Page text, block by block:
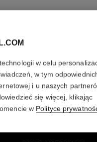
ETERNAL
18-karatowe
Więcej
Nr ref. J13645
w celu
w tym
i u naszych
się więcej, klikając
w Polityce